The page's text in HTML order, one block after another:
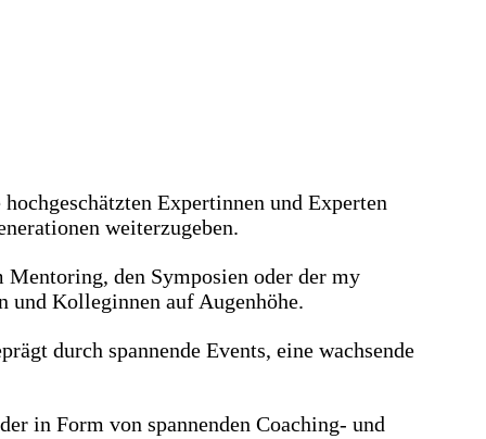
Expertinnen und Experten
weiterzugeben.
den Symposien oder der my
und Kolleginnen auf Augenhöhe.
durch spannende Events, eine wachsende
in Form von spannenden Coaching- und